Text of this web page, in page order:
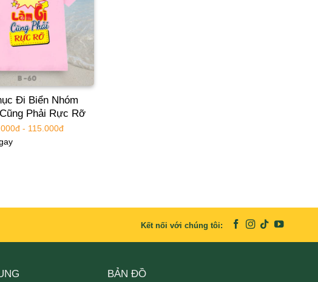
Đi Biển Nhóm
Phải Rực Rỡ
- 115.000đ
Kết nối với chúng tôi:
BẢN ĐỒ